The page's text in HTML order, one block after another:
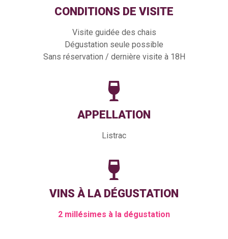
CONDITIONS DE VISITE
Visite guidée des chais
Dégustation seule possible
Sans réservation / dernière visite à 18H
APPELLATION
Listrac
VINS À LA DÉGUSTATION
2 millésimes à la dégustation